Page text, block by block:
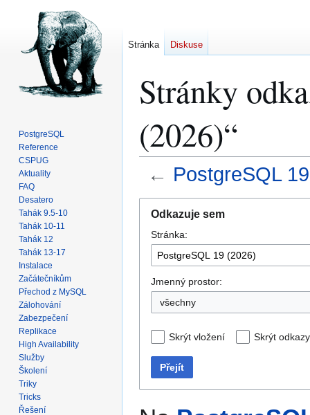
Stránky
(2026)“
← PostgreSQL
navigaci
vyhledávání
Odkazuje sem
Stránka:
Jmenný prostor:
všechny
Skrýt vložení Skrýt odkazy
Přejít
Stránka Diskuse
PostgreSQL
Reference
CSPUG
Aktuality
FAQ
Desatero
Tahák 9.5-10
Tahák 10-11
Tahák 12
Tahák 13-17
Instalace
Začátečníkům
Přechod z MySQL
Zálohování
Zabezpečení
Replikace
High Availability
Služby
Školení
Triky
Tricks
Řešení